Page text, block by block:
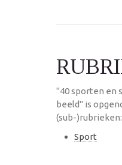
"40 sporten en
beeld" is
(sub-)rubrieken:
Sport